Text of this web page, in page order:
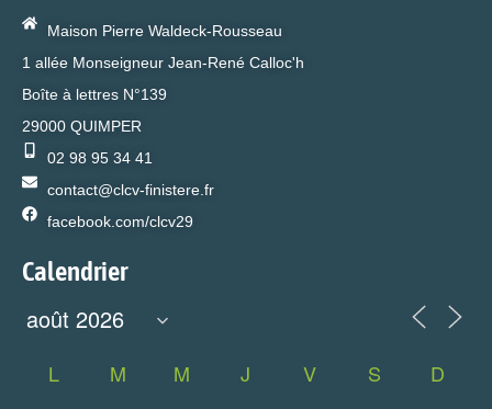
Maison Pierre Waldeck-Rousseau
1 allée Monseigneur Jean-René Calloc'h
Boîte à lettres N°139
29000 QUIMPER
02 98 95 34 41
contact@clcv-finistere.fr
facebook.com/clcv29
Calendrier
L M M J V S D